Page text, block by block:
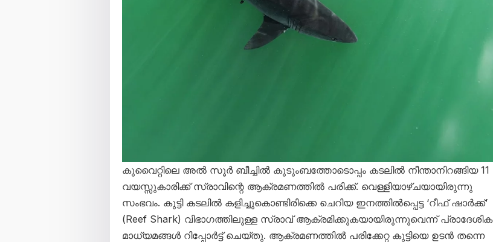
കുവൈറ്റിലെ അൽ സൂർ ബീച്ചിൽ കുടുംബത്തോടൊപ്പം കടലിൽ നീന്താനിറങ്ങിയ 11
വയസ്സുകാരിക്ക് സ്രാവിന്റെ ആക്രമണത്തിൽ പരിക്ക്. വെള്ളിയാഴ്ചയായിരുന്നു
സംഭവം. കുട്ടി കടലിൽ കളിച്ചുകൊണ്ടിരിക്കെ ചെറിയ ഇനത്തിൽപ്പെട്ട ‘റീഫ് ഷാർക്ക്’
(Reef Shark) വിഭാഗത്തിലുള്ള സ്രാവ് ആക്രമിക്കുകയായിരുന്നുവെന്ന് പ്രാദേശിക
മാധ്യമങ്ങൾ റിപ്പോർട്ട് ചെയ്തു. ആക്രമണത്തിൽ പരിക്കേറ്റ കുട്ടിയെ ഉടൻ തന്നെ